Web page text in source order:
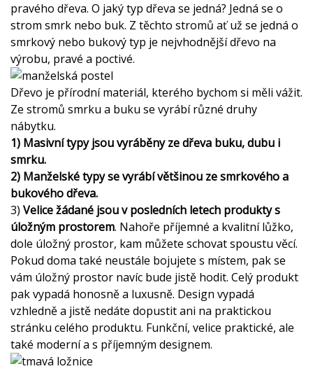
pravého dřeva. O jaký typ dřeva se jedná? Jedná se o
strom smrk nebo buk. Z těchto stromů ať už se jedná o
smrkový nebo bukový typ je nejvhodnější dřevo na
výrobu, pravé a poctivé.
Dřevo je přírodní materiál, kterého bychom si měli vážit.
Ze stromů smrku a buku se vyrábí různé druhy
nábytku.
1) Masivní typy jsou vyráběny ze dřeva buku, dubu i
smrku.
2) Manželské typy se vyrábí většinou ze smrkového a
bukového dřeva.
3) Velice žádané jsou v posledních letech produkty s
úložným prostorem. Nahoře příjemné a kvalitní lůžko,
dole úložný prostor, kam můžete schovat spoustu věcí.
Pokud doma také neustále bojujete s místem, pak se
vám úložný prostor navíc bude jistě hodit. Celý produkt
pak vypadá honosně a luxusně. Design vypadá
vzhledně a jistě nedáte dopustit ani na praktickou
stránku celého produktu. Funkční, velice praktické, ale
také moderní a s příjemným designem.